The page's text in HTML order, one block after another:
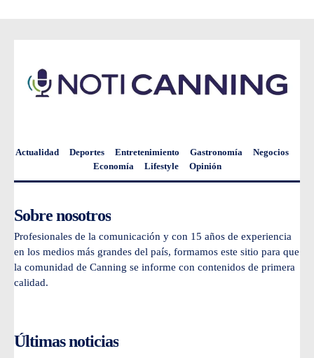
Actualidad Deportes Entretenimiento Gastronomía
Negocios
Economía
Lifestyle Opinión
Sobre nosotros
Profesionales de la comunicación y con 15 años de experiencia
en los medios más grandes del país, formamos este sitio para que
la comunidad de Canning se informe con contenidos de primera
calidad.
Últimas noticias